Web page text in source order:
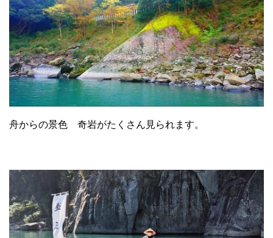
舟からの景色 奇岩がたくさん見られます。